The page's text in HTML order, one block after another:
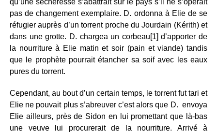
qu’une sécheresse s’abattrait sur le pays s’il ne s’opérait
pas de changement exemplaire. D. ordonna à Elie de se
réfugier auprès d’un torrent proche du Jourdain (Kérith) et
dans une grotte. D. chargea un corbeau[1] d’apporter de
la nourriture à Elie matin et soir (pain et viande) tandis
que le prophète pourrait étancher sa soif avec les eaux
pures du torrent.
Cependant, au bout d’un certain temps, le torrent fut tari et
Elie ne pouvait plus s’abreuver c’est alors que D. envoya
Elie ailleurs, près de Sidon en lui promettant que là-bas
une veuve lui procurerait de la nourriture. Arrivé à